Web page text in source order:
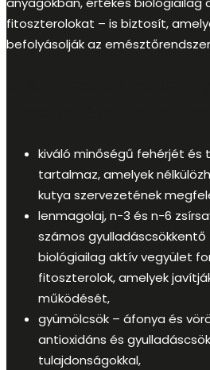
fitoszterolokat – is biztosít,
befolyásolják az
kiváló minőségű fehérjét és
tartalmaz, amelyek
kutya szervezetének
lenmagolaj, n-3 és n-6
számos
biológiailag aktív vegyület
fitoszterolok, amelyek
működését,
gyümölcsök – áfonya és
antioxidáns és
tulajdonságokkal,